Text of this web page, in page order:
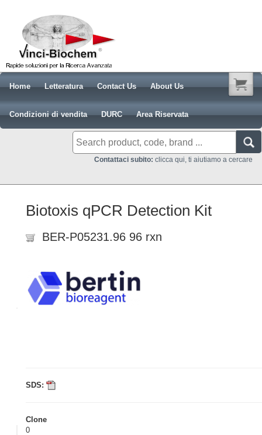
Home Letteratura Contact Us About Us
Condizioni di vendita DURC Area Riservata
Contattaci subito: clicca qui, ti aiutiamo a cercare
Biotoxis qPCR Detection Kit
BER-P05231.96 96 rxn
SDS:
Clone
0